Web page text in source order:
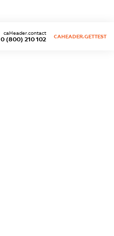
0 (800) 210 102
caHeader.contact
CAHEADER.GETTEST